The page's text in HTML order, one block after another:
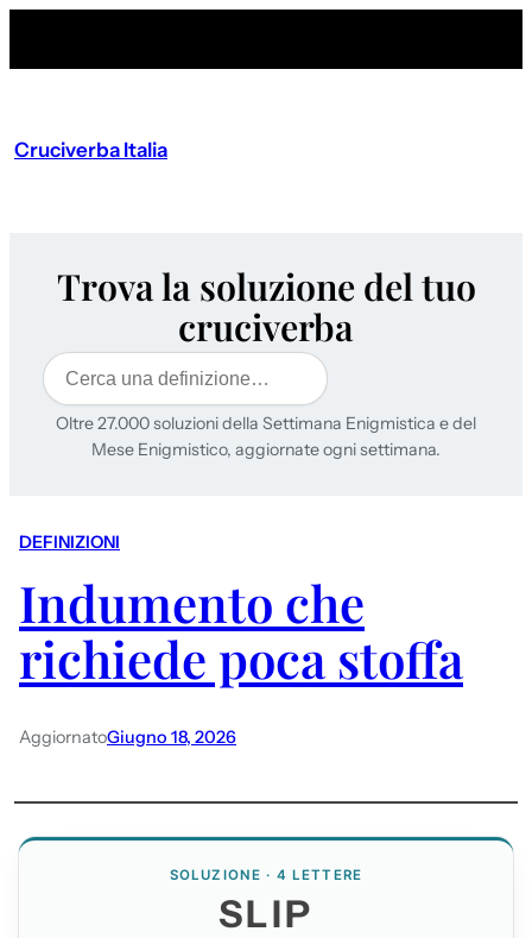
Cruciverba Italia
Trova la soluzione del tuo
cruciverba
Cerca
Oltre 27.000 soluzioni della Settimana Enigmistica e del
Mese Enigmistico, aggiornate ogni settimana.
DEFINIZIONI
Indumento che
richiede poca stoffa
AggiornatoGiugno 18, 2026
SOLUZIONE · 4 LETTERE
SLIP